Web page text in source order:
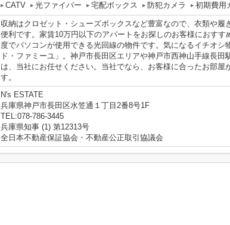
CATV
光ファイバー 宅配ボックス 防犯カメラ 初期費用
収納はクロゼット・シューズボックスなど豊富なので、衣類や履
便利です。家賃10万円以下のアパートをお探しのお客様におすす
度でパソコンが使用できる光回線の物件です。気になるイチオシ
ド・ファミーユ」。神戸市長田区エリアや神戸市西神山手線長田
は、当社にお任せください。当社でなら、お客様に合ったお部屋
す。
N's ESTATE
兵庫県神戸市長田区水笠通１丁目2番8号1F
TEL:078-786-3445
兵庫県知事 (1) 第12313号
全日本不動産保証協会・不動産公正取引協議会